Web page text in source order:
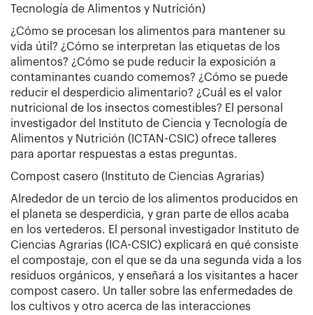
Tecnología de Alimentos y Nutrición)
¿Cómo se procesan los alimentos para mantener su
vida útil? ¿Cómo se interpretan las etiquetas de los
alimentos? ¿Cómo se pude reducir la exposición a
contaminantes cuando comemos? ¿Cómo se puede
reducir el desperdicio alimentario? ¿Cuál es el valor
nutricional de los insectos comestibles? El personal
investigador del Instituto de Ciencia y Tecnología de
Alimentos y Nutrición (ICTAN-CSIC) ofrece talleres
para aportar respuestas a estas preguntas.
Compost casero (Instituto de Ciencias Agrarias)
Alrededor de un tercio de los alimentos producidos en
el planeta se desperdicia, y gran parte de ellos acaba
en los vertederos. El personal investigador Instituto de
Ciencias Agrarias (ICA-CSIC) explicará en qué consiste
el compostaje, con el que se da una segunda vida a los
residuos orgánicos, y enseñará a los visitantes a hacer
compost casero. Un taller sobre las enfermedades de
los cultivos y otro acerca de las interacciones